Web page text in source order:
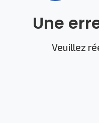
Une
Veuillez